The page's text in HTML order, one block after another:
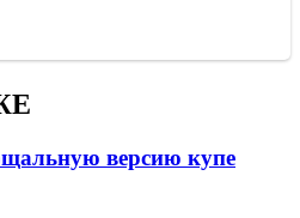
версию купе